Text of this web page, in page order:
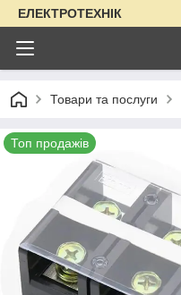
ЕЛЕКТРОТЕХНІК
Товари та послуги
Топ продажів